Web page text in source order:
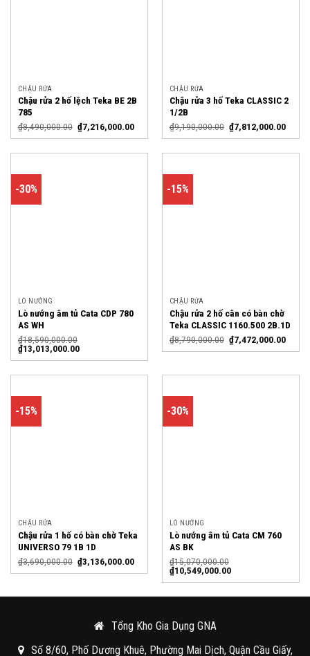
CHẬU RỬA
Chậu rửa 2 hố lệch Teka BE 2B
785
₫8,490,000.00 ₫7,216,000.00
CHẬU RỬA
Chậu rửa 3 hố Teka CLASSIC 2
1/2B
₫9,190,000.00 ₫7,812,000.00
-30%
LÒ NƯỚNG
Lò nướng âm tủ Cata CDP 780
AS WH
₫18,590,000.00
₫13,013,000.00
-15%
CHẬU RỬA
Chậu rửa 2 hố cân có bàn chờ
Teka CLASSIC 1160.500 2B.1D
₫8,790,000.00 ₫7,472,000.00
-15%
CHẬU RỬA
Chậu rửa 1 hố có bàn chờ Teka
UNIVERSO 79 1B 1D
₫3,690,000.00 ₫3,136,000.00
-30%
LÒ NƯỚNG
Lò nướng âm tủ Cata CM 760
AS BK
₫15,070,000.00
₫10,549,000.00
Tổng Kho Gia Dụng GNA
Số 8/60, Phố Dương Khuê, Phường Mai Dịch, Quận Cầu Giấy,